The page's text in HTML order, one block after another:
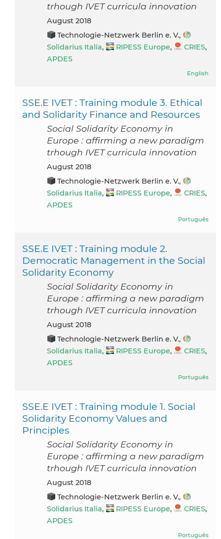
trhough IVET curricula innovation
August 2018
Technologie-Netzwerk Berlin e. V.,
Solidarius Italia, RIPESS Europe, CRIES,
APDES
English
SSE.E IVET : Training module 3. Ethical
and Solidarity Finance and Resources
Social Solidarity Economy in
Europe : affirming a new paradigm
trhough IVET curricula innovation
August 2018
Technologie-Netzwerk Berlin e. V.,
Solidarius Italia, RIPESS Europe, CRIES,
APDES
Português
SSE.E IVET : Training module 2.
Democratic Management in the Social
Solidarity Economy
Social Solidarity Economy in
Europe : affirming a new paradigm
trhough IVET curricula innovation
August 2018
Technologie-Netzwerk Berlin e. V.,
Solidarius Italia, RIPESS Europe, CRIES,
APDES
Português
SSE.E IVET : Training module 1. Social
Solidarity Economy Values and
Principles
Social Solidarity Economy in
Europe : affirming a new paradigm
trhough IVET curricula innovation
August 2018
Technologie-Netzwerk Berlin e. V.,
Solidarius Italia, RIPESS Europe, CRIES,
APDES
Português